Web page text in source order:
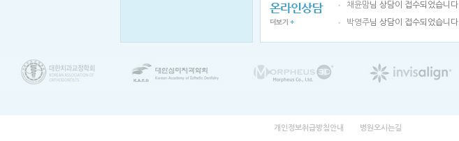
채윤맘님 상담이 접수되었습니다.
박영주님 상담이 접수되었습니다.
개인정보취급방침안내 병원오시는길